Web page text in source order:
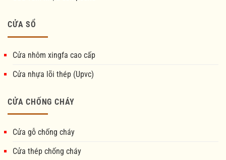
CỬA SỔ
Cửa nhôm xingfa cao cấp
Cửa nhựa lõi thép (Upvc)
CỬA CHỐNG CHÁY
Cửa gỗ chống cháy
Cửa thép chống cháy